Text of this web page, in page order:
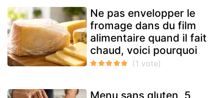
Ne pas envelopper le
fromage dans du film
alimentaire quand il fait
chaud, voici pourquoi
Menu sans gluten, 5